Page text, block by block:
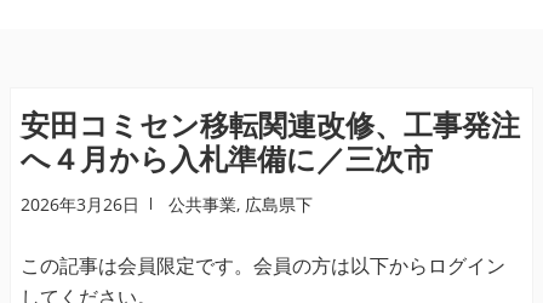
ス
キ
ッ
プ
ッ
プ
安田コミセン移転関連改修、工事発注
へ４月から入札準備に／三次市
2026年3月26日 公共事業, 広島県下
この記事は会員限定です。会員の方は以下からログイン
してください。